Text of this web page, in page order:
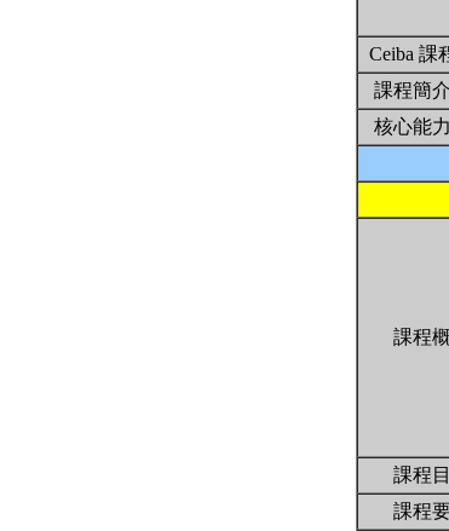
Ceiba 課
課程簡
核心能
課程
課程
課程